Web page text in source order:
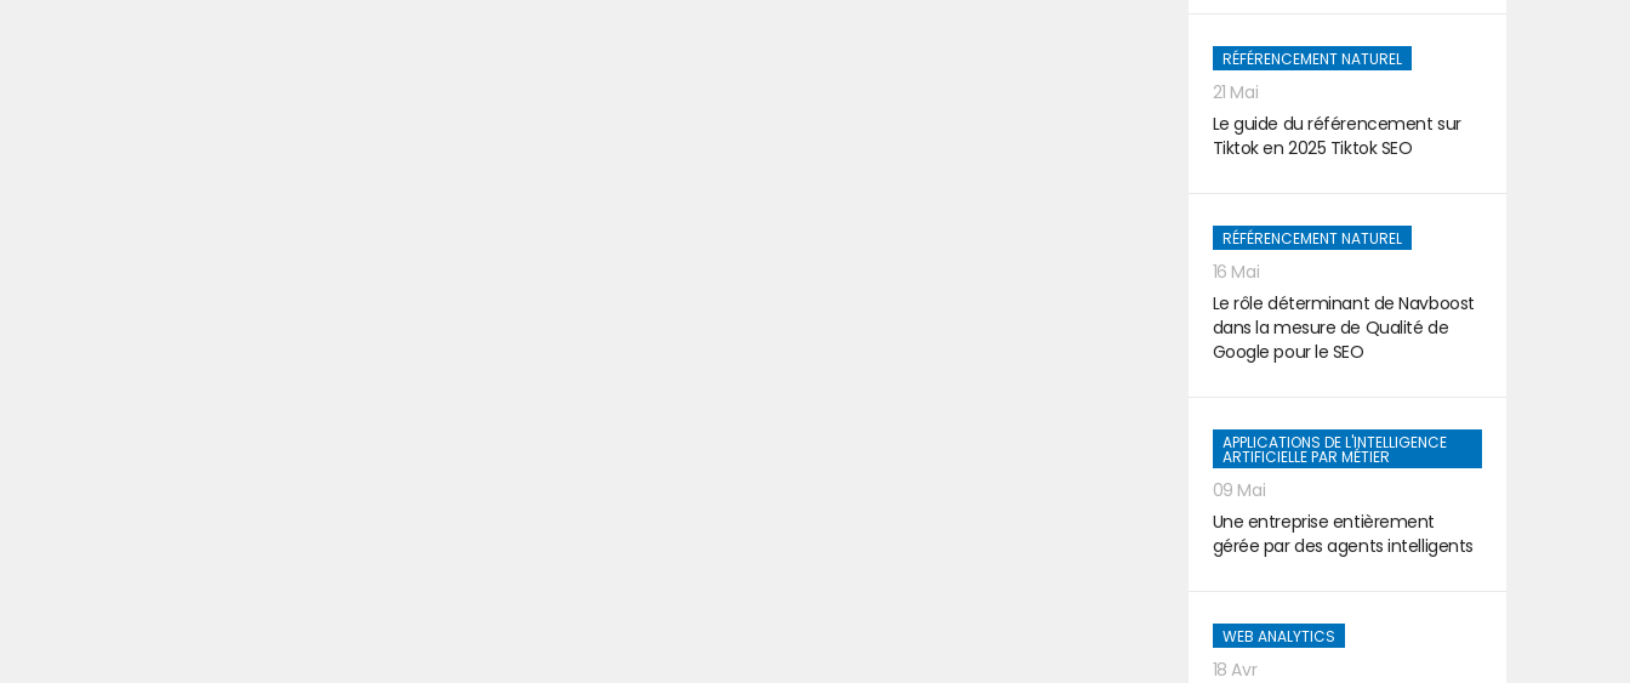
RÉFÉRENCEMENT NATUREL
21 Mai
Le guide du référencement sur
Tiktok en 2025 Tiktok SEO
RÉFÉRENCEMENT NATUREL
16 Mai
Le rôle déterminant de Navboost
dans la mesure de Qualité de
Google pour le SEO
APPLICATIONS DE L'INTELLIGENCE
ARTIFICIELLE PAR MÉTIER
09 Mai
Une entreprise entièrement
gérée par des agents intelligents
WEB ANALYTICS
18 Avr